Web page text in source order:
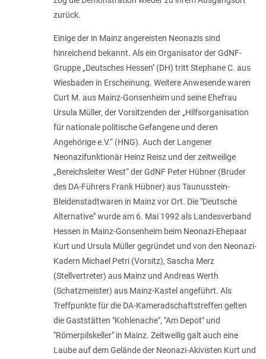
zurück.
Einige der in Mainz angereisten Neonazis sind
hinreichend bekannt. Als ein Organisator der GdNF-
Gruppe „Deutsches Hessen'' (DH) tritt Stephane C. aus
Wiesbaden in Erscheinung. Weitere Anwesende waren
Curt M. aus Mainz-Gonsenheim und seine Ehefrau
Ursula Müller, der Vorsitzenden der „Hilfsorganisation
für nationale politische Gefangene und deren
Angehörige e.V.“ (HNG). Auch der Langener
Neonazifunktionär Heinz Reisz und der zeitweilige
„Bereichsleiter West“ der GdNF Peter Hübner (Bruder
des DA-Führers Frank Hübner) aus Taunusstein-
Bleidenstadtwaren in Mainz vor Ort. Die "Deutsche
Alternative" wurde am 6. Mai 1992 als Landesverband
Hessen in Mainz-Gonsenheim beim Neonazi-Ehepaar
Kurt und Ursula Müller gegründet und von den Neonazi-
Kadern Michael Petri (Vorsitz), Sascha Merz
(Stellvertreter) aus Mainz und Andreas Werth
(Schatzmeister) aus Mainz-Kastel angeführt. Als
Treffpunkte für die DA-Kameradschaftstreffen gelten
die Gaststätten "Kohlenache", "Am Depot" und
"Römerpilskeller" in Mainz. Zeitweilig galt auch eine
Laube auf dem Gelände der Neonazi-Akivisten Kurt und